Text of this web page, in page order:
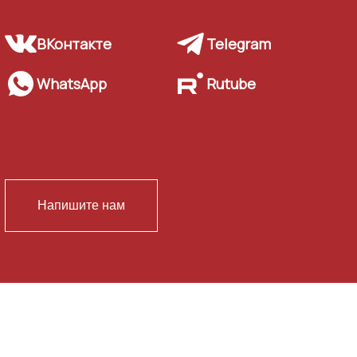
ВКонтакте Telegram
WhatsApp Rutube
Напишите нам